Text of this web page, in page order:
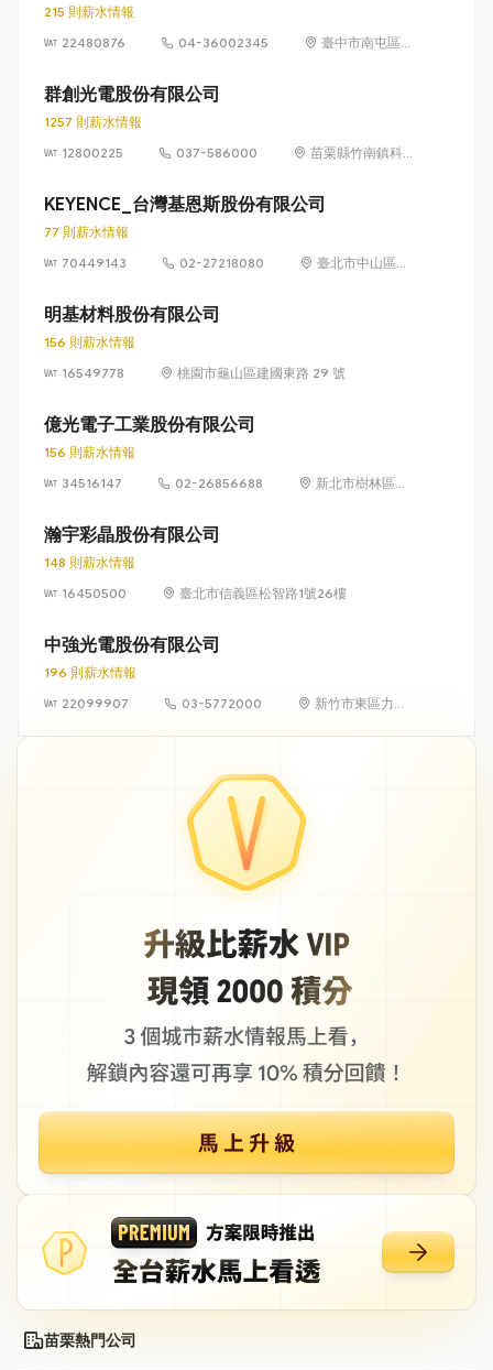
215 則薪水情報
22480876
04-36002345
臺中市南屯區精
群創光電股份有限公司
1257 則薪水情報
12800225
037-586000
苗栗縣竹南鎮科
竹科學園區）
KEYENCE_台灣基恩斯股份有限公司
77 則薪水情報
70449143
02-27218080
臺北市中山區中
明基材料股份有限公司
156 則薪水情報
16549778
桃園市龜山區建國東路 29 號
億光電子工業股份有限公司
156 則薪水情報
34516147
02-26856688
新北市樹林區中
瀚宇彩晶股份有限公司
148 則薪水情報
16450500
臺北市信義區松智路1號26樓
中強光電股份有限公司
196 則薪水情報
22099907
03-5772000
新竹市東區力行
苗栗熱門公司